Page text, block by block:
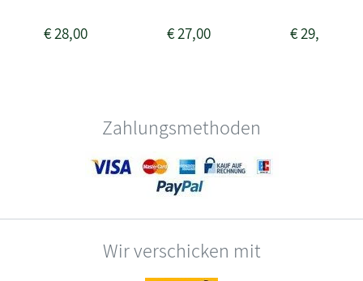
€28,00 €27,00 €29,95
Zahlungsmethoden
Wir verschicken mit